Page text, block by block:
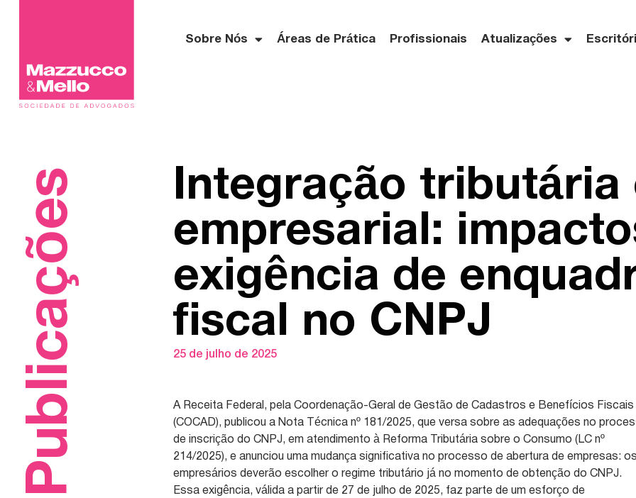
Sobre Nós Áreas de Prática Profissionais Atualizações
Publicações
Integração tributária
empresarial:
exigência de
fiscal no CNPJ
25 de julho de 2025
A Receita Federal, pela Coordenação-Geral de Gestão de Cadastros e Benefícios Fiscais
(COCAD), publicou a Nota Técnica nº 181/2025, que versa sobre as adequações no
de inscrição do CNPJ, em atendimento à Reforma Tributária sobre o Consumo (LC nº
214/2025), e anunciou uma mudança significativa no processo de abertura de empresas:
empresários deverão escolher o regime tributário já no momento de obtenção do CNPJ.
Essa exigência, válida a partir de 27 de julho de 2025, faz parte de um esforço de